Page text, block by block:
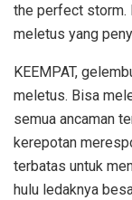
the perfect storm.
meletus yang
KEEMPAT,
meletus. Bisa
semua ancaman
kerepotan
terbatas untuk
hulu ledaknya